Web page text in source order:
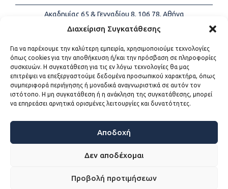
Διαχείριση Συγκατάθεσης
Για να παρέχουμε την καλύτερη εμπειρία, χρησιμοποιούμε τεχνολογίες
όπως cookies για την αποθήκευση ή/και την πρόσβαση σε πληροφορίες
συσκευών. Η συγκατάθεση για τις εν λόγω τεχνολογίες θα μας
επιτρέψει να επεξεργαστούμε δεδομένα προσωπικού χαρακτήρα, όπως
συμπεριφορά περιήγησης ή μοναδικά αναγνωριστικά σε αυτόν τον
ιστότοπο. Η μη συγκατάθεση ή η ανάκληση της συγκατάθεσης, μπορεί
να επηρεάσει αρνητικά ορισμένες λειτουργίες και δυνατότητες.
Αποδοχή
Δεν αποδέχομαι
Προβολή προτιμήσεων
Ακαδημίας 65 & Γενναδίου 8, 106 78, Αθήνα
Τηλέφωνα:
+30 213-2147500
Email:
info@kede.gr
ΧΡΗΣΙΜΟΙ ΣΥΝΔΕΣΜΟΙ
Η ΚΕΔΕ
Sitemap
Προσβασιμότητα
Όροι χρήσης
WEB DEVELOPMENT BY ΕΓΚΡΙΤΟΣ GROUP - ΣΥΝΕΡΓΑΣΙΑ Α.Ε.